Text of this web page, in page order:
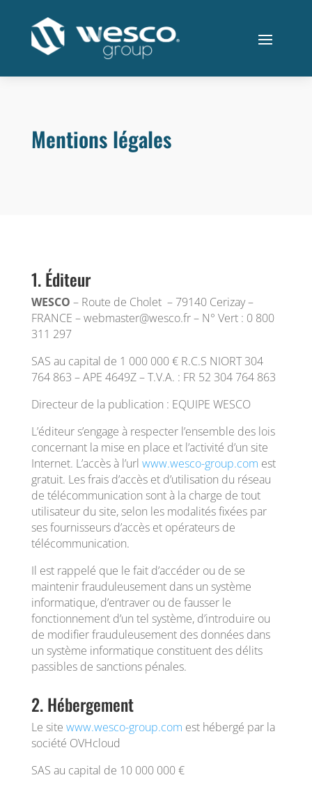
Mentions légales
1. Éditeur
WESCO – Route de Cholet – 79140 Cerizay –
FRANCE – webmaster@wesco.fr – N° Vert : 0 800
311 297
SAS au capital de 1 000 000 € R.C.S NIORT 304
764 863 – APE 4649Z – T.V.A. : FR 52 304 764 863
Directeur de la publication : EQUIPE WESCO
L’éditeur s’engage à respecter l’ensemble des lois
concernant la mise en place et l’activité d’un site
Internet. L’accès à l’url www.wesco-group.com est
gratuit. Les frais d’accès et d’utilisation du réseau
de télécommunication sont à la charge de tout
utilisateur du site, selon les modalités fixées par
ses fournisseurs d’accès et opérateurs de
télécommunication.
Il est rappelé que le fait d’accéder ou de se
maintenir frauduleusement dans un système
informatique, d’entraver ou de fausser le
fonctionnement d’un tel système, d’introduire ou
de modifier frauduleusement des données dans
un système informatique constituent des délits
passibles de sanctions pénales.
2. Hébergement
Le site www.wesco-group.com est hébergé par la
société OVHcloud
SAS au capital de 10 000 000 €